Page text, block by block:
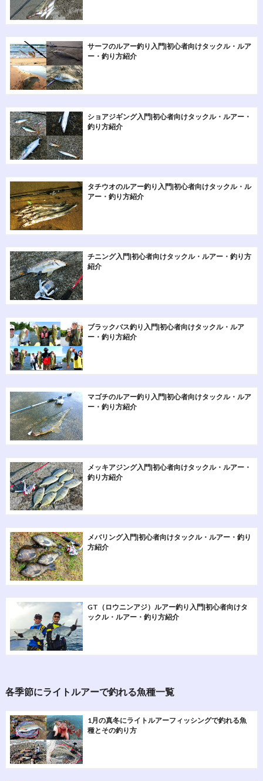
サーフのルアー釣り入門|初心者向けタックル・ルア
ー・釣り方紹介
ショアジギング入門|初心者向けタックル・ルアー・
釣り方紹介
タチウオのルアー釣り入門|初心者向けタックル・ル
アー・釣り方紹介
チニング入門|初心者向けタックル・ルアー・釣り方
紹介
ブラックバス釣り入門|初心者向けタックル・ルア
ー・釣り方紹介
マゴチのルアー釣り入門|初心者向けタックル・ルア
ー・釣り方紹介
メッキアジング入門|初心者向けタックル・ルアー・
釣り方紹介
メバリング入門|初心者向けタックル・ルアー・釣り
方紹介
GT（ロウニンアジ）ルアー釣り入門|初心者向けタ
ックル・ルアー・釣り方紹介
各季節にライトルアーで釣れる魚種一覧
1月の真冬にライトルアーフィッシングで釣れる魚
種とその釣り方